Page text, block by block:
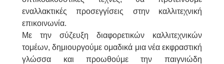
εναλλακτικές προσεγγίσεις στην καλλιτεχνική
επικοινωνία.
Με την σύζευξη διαφορετικών καλλιτεχνικών
τομέων, δημιουργούμε ομαδικά μια νέα εκφραστική
γλώσσα και προωθούμε την παιγνιώδη